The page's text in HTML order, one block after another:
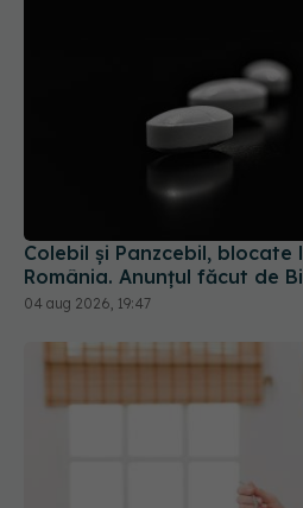
România. Anunțul făcut de